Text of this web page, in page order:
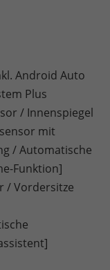
Android Auto
Plus
/ Innenspiegel
mit
/ Automatische
Funktion]
/ Vordersitze